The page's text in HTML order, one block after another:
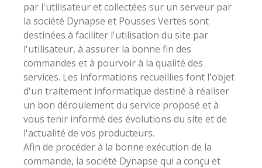
par l'utilisateur et collectées sur un serveur par
la société Dynapse et Pousses Vertes sont
destinées à faciliter l'utilisation du site par
l'utilisateur, à assurer la bonne fin des
commandes et à pourvoir à la qualité des
services. Les informations recueillies font l'objet
d'un traitement informatique destiné à réaliser
un bon déroulement du service proposé et à
vous tenir informé des évolutions du site et de
l'actualité de vos producteurs.
Afin de procéder à la bonne exécution de la
commande, la société Dynapse qui a conçu et